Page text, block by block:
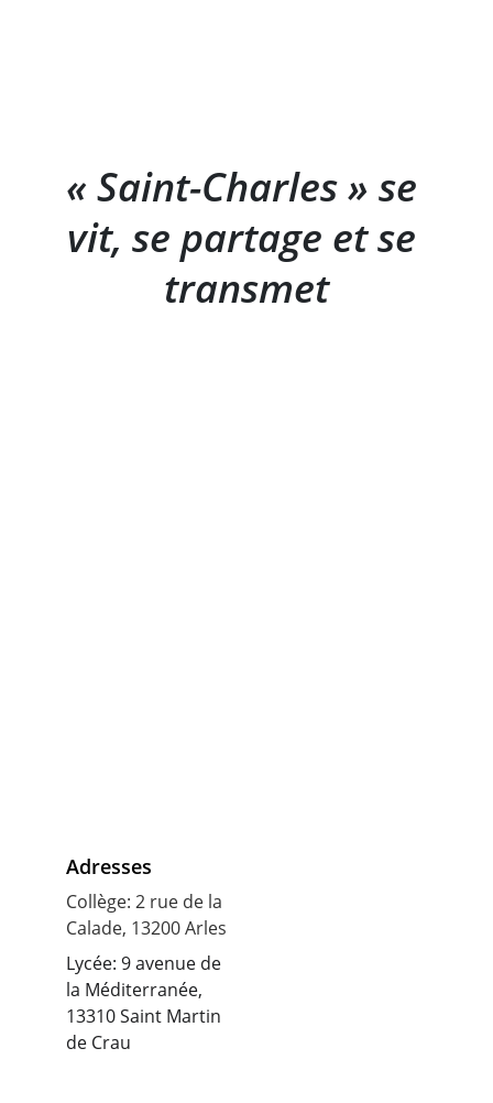
« Saint-Charles » se
vit, se partage et se
transmet
Adresses
Collège: 2 rue de la
Calade, 13200 Arles
Lycée: 9 avenue de
la Méditerranée,
13310 Saint Martin
de Crau